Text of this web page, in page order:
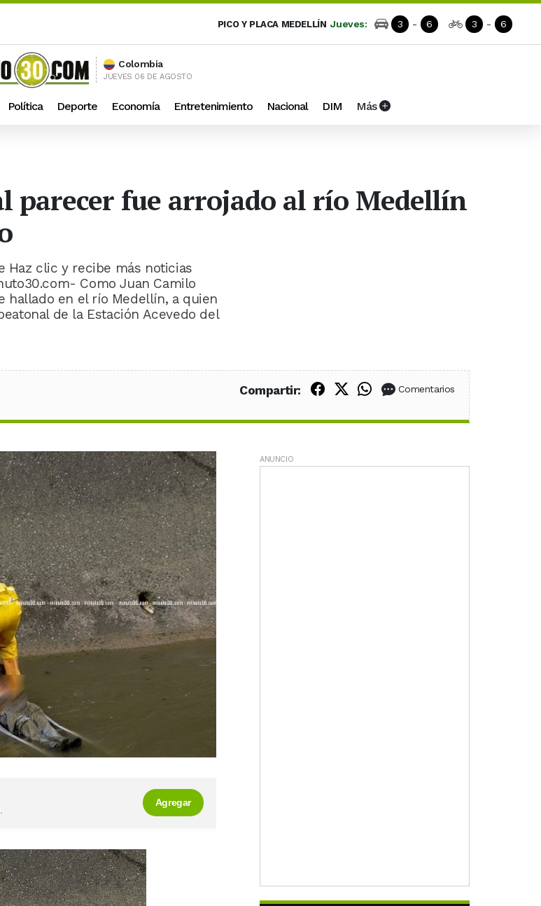
PICO Y PLACA MEDELLÍN Jueves: 3 - 6 3 - 6
Colombia
JUEVES 06 DE AGOSTO
Política Deporte Economía Entretenimiento Nacional DIM Más
parecer fue arrojado al río Medellín
Haz clic y recibe más noticias
Como Juan Camilo
hallado en el río Medellín, a quien
de la Estación Acevedo del
Compartir: Compartir en Facebook
Compartir en X (Twitter)
Compartir en WhatsApp
Comentarios
Agregar
ANUNCIO